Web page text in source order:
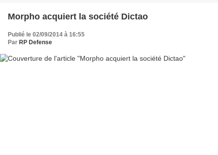
Morpho acquiert la société Dictao
Publié le 02/09/2014 à 16:55
Par RP Defense